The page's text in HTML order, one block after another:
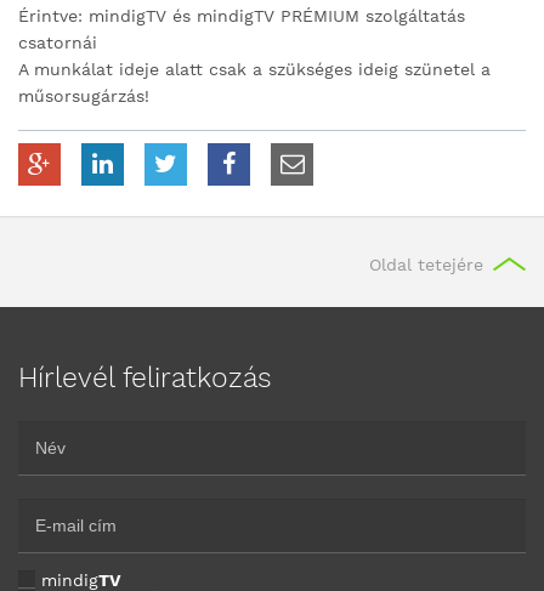
Érintve: mindigTV és mindigTV PRÉMIUM szolgáltatás
csatornái
A munkálat ideje alatt csak a szükséges ideig szünetel a
műsorsugárzás!
Oldal tetejére
Hírlevél feliratkozás
mindigTV